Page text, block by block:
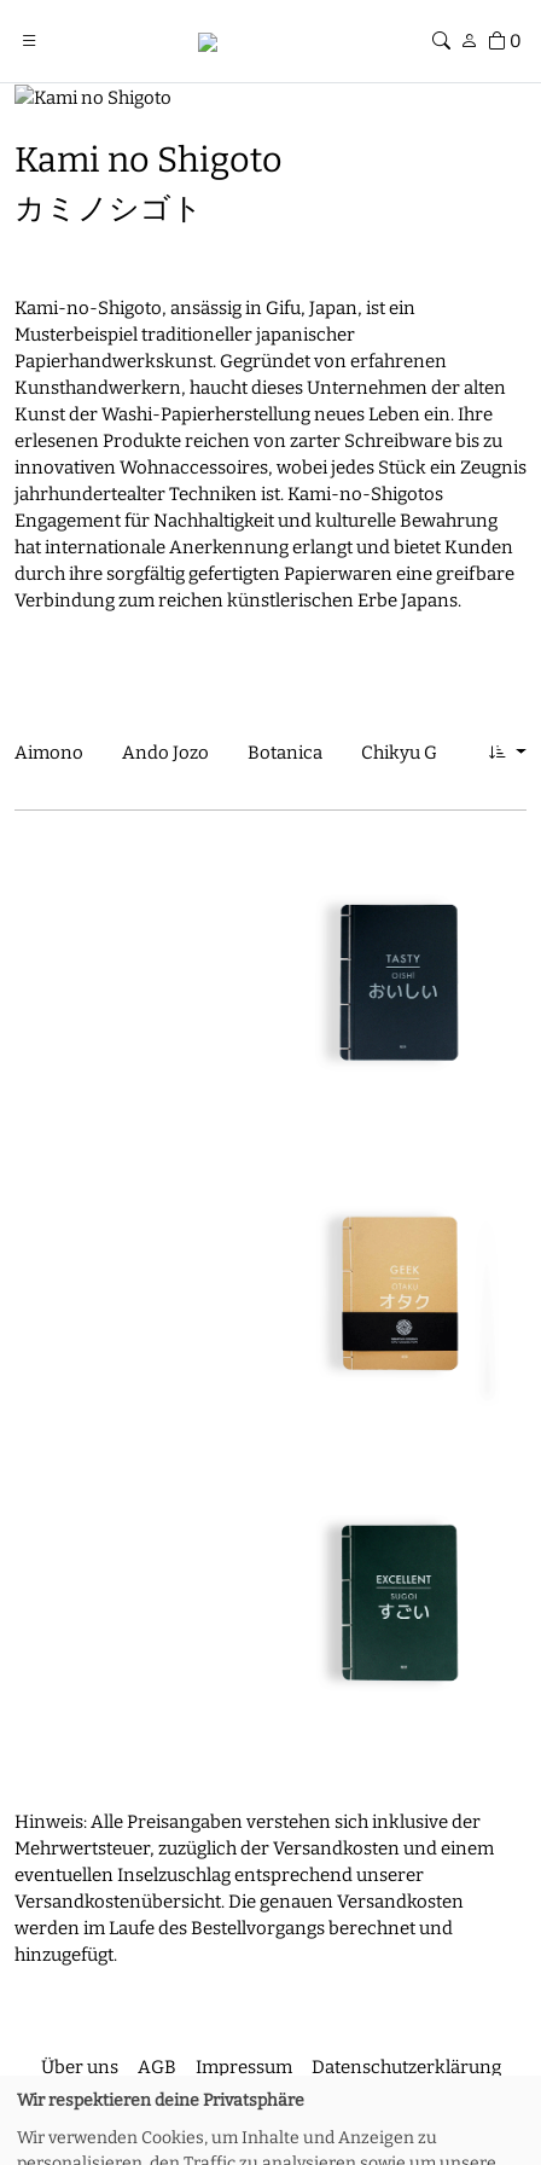
0
Kami no Shigoto
カミノシゴト
Kami-no-Shigoto, ansässig in Gifu, Japan, ist ein
Musterbeispiel traditioneller japanischer
Papierhandwerkskunst. Gegründet von erfahrenen
Kunsthandwerkern, haucht dieses Unternehmen der alten
Kunst der Washi-Papierherstellung neues Leben ein. Ihre
erlesenen Produkte reichen von zarter Schreibware bis zu
innovativen Wohnaccessoires, wobei jedes Stück ein Zeugnis
jahrhundertealter Techniken ist. Kami-no-Shigotos
Engagement für Nachhaltigkeit und kulturelle Bewahrung
hat internationale Anerkennung erlangt und bietet Kunden
durch ihre sorgfältig gefertigten Papierwaren eine greifbare
Verbindung zum reichen künstlerischen Erbe Japans.
Aimono Ando Jozo Botanica Chikyu Greetings
Hinweis: Alle Preisangaben verstehen sich inklusive der
Mehrwertsteuer, zuzüglich der Versandkosten und einem
eventuellen Inselzuschlag entsprechend unserer
Versandkostenübersicht. Die genauen Versandkosten
werden im Laufe des Bestellvorgangs berechnet und
hinzugefügt.
Über uns AGB Impressum Datenschutzerklärung
Kontakt Versand und Rückgabe Widerruf
Wir respektieren deine Privatsphäre
Wir verwenden Cookies, um Inhalte und Anzeigen zu